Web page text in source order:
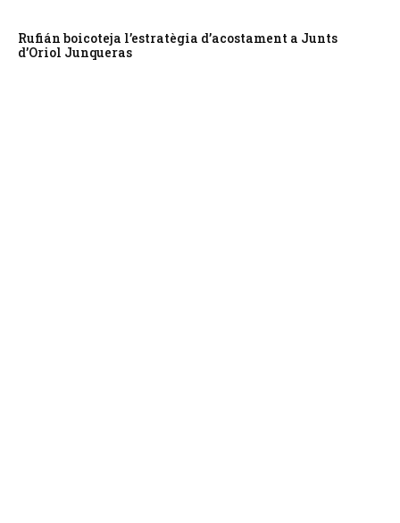
Rufián boicoteja l’estratègia d’acostament a Junts
d’Oriol Junqueras